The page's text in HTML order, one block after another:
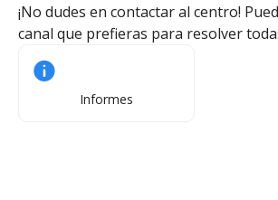
¡No dudes en contactar al centro!
canal que prefieras para resolver
Informes